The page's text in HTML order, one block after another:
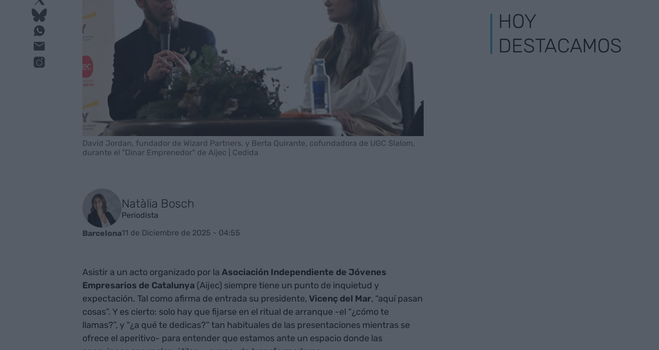
David Jordan, fundador de Wizard Partners, y Berta Quirante, cofundadora de UGC Slalom,
durante el "Dinar Emprenedor" de Aijec | Cedida
Natàlia Bosch
Periodista
Barcelona11 de Diciembre de 2025 - 04:55
Asistir a un acto organizado por la Asociación Independiente de Jóvenes
Empresarios de Catalunya (Aijec) siempre tiene un punto de inquietud y
expectación. Tal como afirma de entrada su presidente, Vicenç del Mar, “aquí pasan
cosas”. Y es cierto: solo hay que fijarse en el ritual de arranque -el “¿cómo te
llamas?”, y “¿a qué te dedicas?” tan habituales de las presentaciones mientras se
ofrece el aperitivo- para entender que estamos ante un espacio donde las
HOY
DESTACAMOS